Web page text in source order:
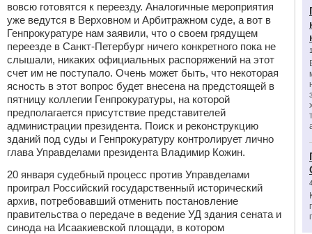
вовсю готовятся к переезду. Аналогичные мероприятия
уже ведутся в Верховном и Арбитражном суде, а вот в
Генпрокуратуре нам заявили, что о своем грядущем
переезде в Санкт-Петербург ничего конкретного пока не
слышали, никаких официальных распоряжений на этот
счет им не поступало. Очень может быть, что некоторая
ясность в этот вопрос будет внесена на предстоящей в
пятницу коллегии Генпрокуратуры, на которой
предполагается присутствие представителей
администрации президента. Поиск и реконструкцию
зданий под суды и Генпрокуратуру контролирует лично
глава Управделами президента Владимир Кожин.
20 января судебный процесс против Управделами
проиграл Российский государственный исторический
архив, потребовавший отменить постановление
правительства о передаче в ведение УД здания сената и
синода на Исаакиевской площади, в котором